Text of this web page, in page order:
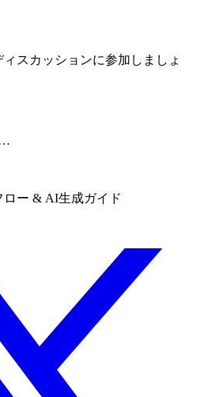
スカッションに参加しましょ
…
ー & AI生成ガイド